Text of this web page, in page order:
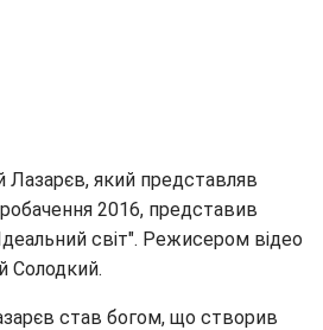
Лазарєв, який представляв
2016, представив
світ". Режисером відео
Солодкий.
став богом, що створив